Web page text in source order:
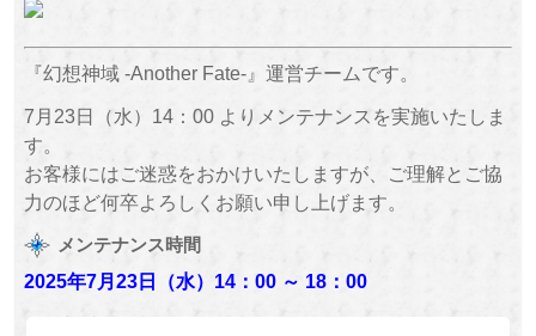
『幻想神域 -Another Fate-』運営チームです。
7月23日（水）14：00 よりメンテナンスを実施いたしま
す。
お客様にはご迷惑をおかけいたしますが、ご理解とご協
力のほど何卒よろしくお願い申し上げます。
メンテナンス時間
2025年7月23日（水） 14：00 ～ 18：00